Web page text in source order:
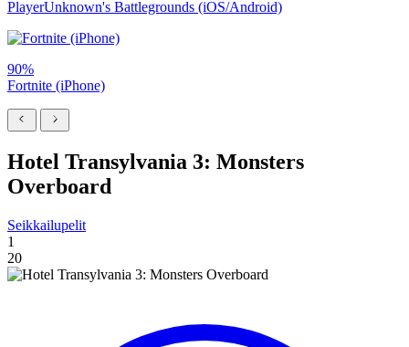
PlayerUnknown's Battlegrounds (iOS/Android)
90%
Fortnite (iPhone)
Hotel Transylvania 3: Monsters
Overboard
Seikkailupelit
1
20